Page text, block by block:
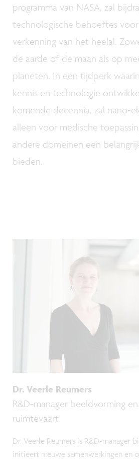
programma van NASA, zal
technologische behoeftes
verkenning van het heelal.
de aarde of de maan als op
planeten. In een tijdperk
kennis en technologie
komende decennia, zal nano-
alleen voor medische
andere domeinen een
bieden.
Dr. Veerle Reumers
R&D-manager beeldvorming en
ruimtevaart
Dr. Veerle Reumers is R&D-manager
initieert nieuwe samenwerkingen en